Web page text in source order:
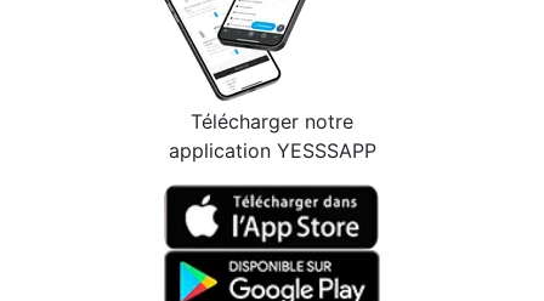
Télécharger notre
application YESSSAPP